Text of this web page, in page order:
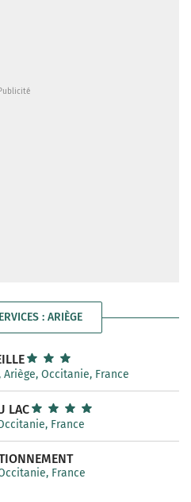
: ARIÈGE
Ariège, Occitanie, France
LAC
France
France